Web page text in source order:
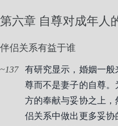
第六章 自尊对成年人
伴侣关系有益于谁
137
有研究显示，婚姻一
尊而不是妻子的自尊
方的奉献与妥协之上
侣关系中做出更多妥